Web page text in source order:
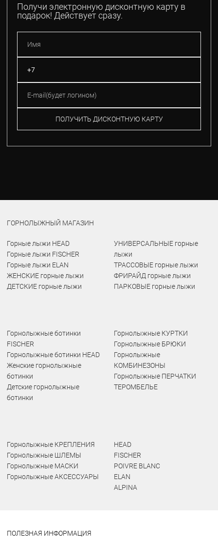
Получи электронную дисконтную карту в
подарок! Действует сразу.
ПОЛУЧИТЬ ДИСКОНТНУЮ КАРТУ
ГОРНОЛЫЖНЫЙ МАГАЗИН
Горные лыжи HEAD
Горные лыжи FISCHER
Горные лыжи ELAN
ЖЕНСКИЕ горные лыжи
ДЕТСКИЕ горные лыжи
УНИВЕРСАЛЬНЫЕ горные
лыжи
ТРАССОВЫЕ горные лыжи
ФРИРАЙД горные лыжи
ПАРКОВЫЕ горные лыжи
Горнолыжные ботинки
FISCHER
Горнолыжные ботинки HEAD
Женские горнолыжные
ботинки
Детские горнолыжные
ботинки
Горнолыжные КУРТКИ
Горнолыжные БРЮКИ
Горнолыжные
КОМБИНЕЗОНЫ
Горнолыжные ПЕРЧАТКИ
ТЕРОМБЕЛЬЕ
Горнолыжные КРЕПЛЕНИЯ
Горнолыжные ШЛЕМЫ
Горнолыжные МАСКИ
Горнолыжные АКСЕССУАРЫ
HEAD
FISCHER
POIVRE BLANC
ELAN
ALPINA
ПОЛЕЗНАЯ ИНФОРМАЦИЯ